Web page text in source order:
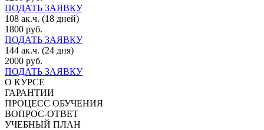
ПОДАТЬ ЗАЯВКУ
108 ак.ч. (18 дней)
1800 руб.
ПОДАТЬ ЗАЯВКУ
144 ак.ч. (24 дня)
2000 руб.
ПОДАТЬ ЗАЯВКУ
О КУРСЕ
ГАРАНТИИ
ПРОЦЕСС ОБУЧЕНИЯ
ВОПРОС-ОТВЕТ
УЧЕБНЫЙ ПЛАН